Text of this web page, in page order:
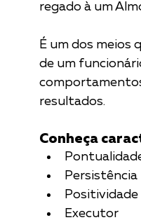
regado à um
É um dos
de um
resultados.
Conheça
Persistência
Positividade
Executor